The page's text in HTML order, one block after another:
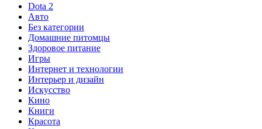
Dota 2
Авто
Без категории
Домашние питомцы
Здоровое питание
Игры
Интернет и технологии
Интерьер и дизайн
Искусство
Кино
Книги
Красота